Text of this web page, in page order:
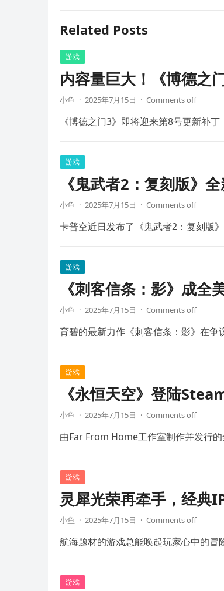
Related Posts
游戏
内容量巨大！《博德之
小鱼 · 2025年7月15日 · Comments off
《博德之门3》即将迎来第8号更新补
游戏
《鬼武者2：复刻版》
小鱼 · 2025年7月15日 · Comments off
卡普空近日发布了《鬼武者2：复刻版
游戏
《刺客信条：影》成全
小鱼 · 2025年7月15日 · Comments off
育碧的最新力作《刺客信条：影》在
游戏
《永恒天空》登陆
小鱼 · 2025年7月15日 · Comments off
由Far From Home工作室制作并发行
游戏
灵犀光荣再牵手，经典
小鱼 · 2025年7月15日 · Comments off
航海题材的游戏总能唤起玩家心中的
游戏